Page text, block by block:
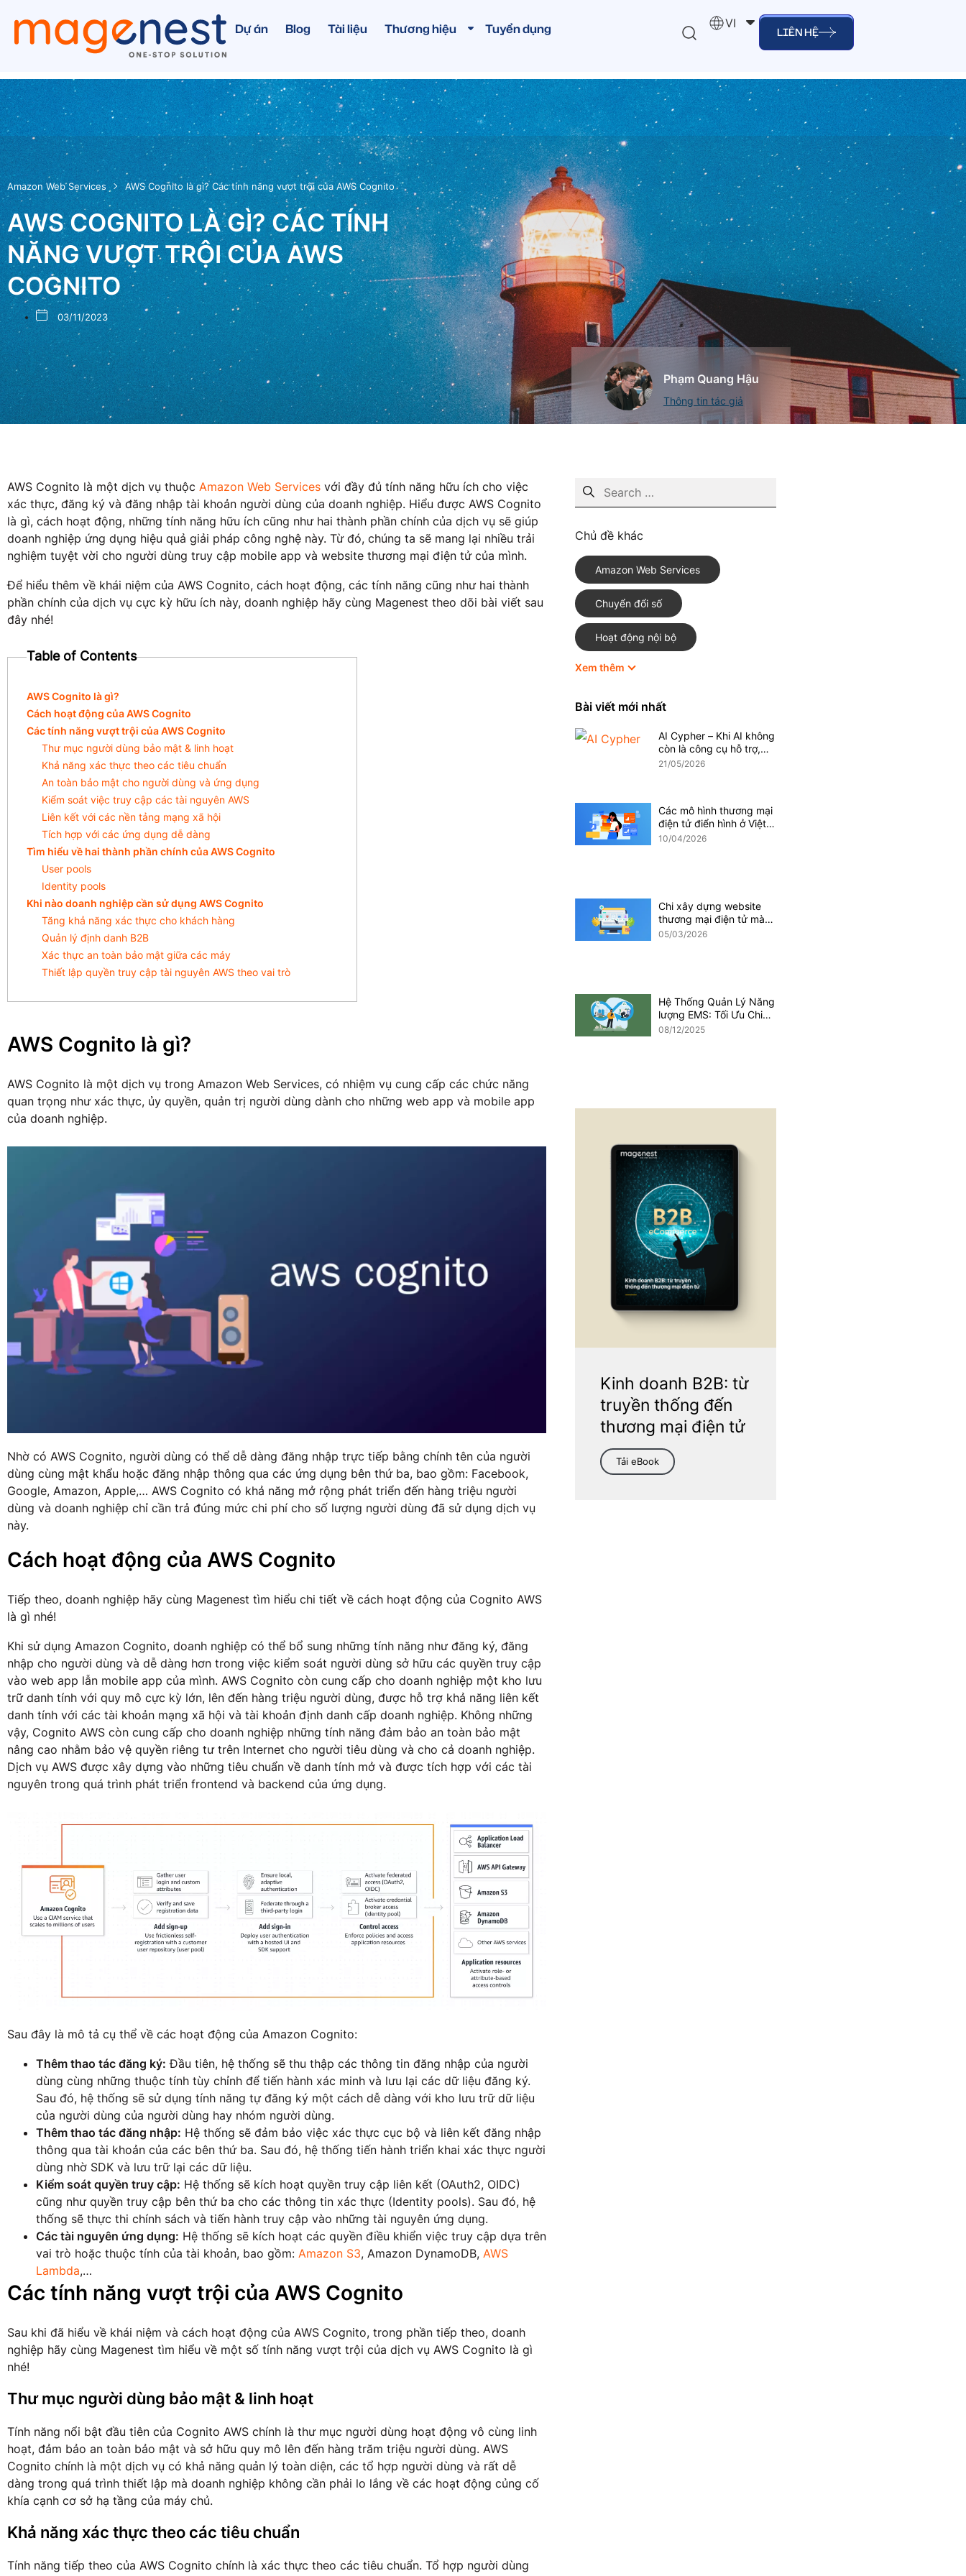
Dự án Blog Tài liệu Thương hiệu Tuyển dụng VI
LIÊN HỆ
Amazon Web Services AWS Cognito là gì? Các tính năng vượt trội của AWS Cognito
AWS COGNITO LÀ GÌ? CÁC TÍNH
NĂNG VƯỢT TRỘI CỦA AWS
COGNITO
03/11/2023
Phạm Quang Hậu
Thông tin tác giả
AWS Cognito là một dịch vụ thuộc Amazon Web Services với đầy đủ tính năng hữu ích cho việc
xác thực, đăng ký và đăng nhập tài khoản người dùng của doanh nghiệp. Hiểu được AWS Cognito
là gì, cách hoạt động, những tính năng hữu ích cũng như hai thành phần chính của dịch vụ sẽ giúp
doanh nghiệp ứng dụng hiệu quả giải pháp công nghệ này. Từ đó, chúng ta sẽ mang lại nhiều trải
nghiệm tuyệt vời cho người dùng truy cập mobile app và website thương mại điện tử của mình.
Để hiểu thêm về khái niệm của AWS Cognito, cách hoạt động, các tính năng cũng như hai thành
phần chính của dịch vụ cực kỳ hữu ích này, doanh nghiệp hãy cùng Magenest theo dõi bài viết sau
đây nhé!
Table of Contents
AWS Cognito là gì?
Cách hoạt động của AWS Cognito
Các tính năng vượt trội của AWS Cognito
Thư mục người dùng bảo mật & linh hoạt
Khả năng xác thực theo các tiêu chuẩn
An toàn bảo mật cho người dùng và ứng dụng
Kiểm soát việc truy cập các tài nguyên AWS
Liên kết với các nền tảng mạng xã hội
Tích hợp với các ứng dụng dễ dàng
Tìm hiểu về hai thành phần chính của AWS Cognito
User pools
Identity pools
Khi nào doanh nghiệp cần sử dụng AWS Cognito
Tăng khả năng xác thực cho khách hàng
Quản lý định danh B2B
Xác thực an toàn bảo mật giữa các máy
Thiết lập quyền truy cập tài nguyên AWS theo vai trò
AWS Cognito là gì?
AWS Cognito là một dịch vụ trong Amazon Web Services, có nhiệm vụ cung cấp các chức năng
quan trọng như xác thực, ủy quyền, quản trị người dùng dành cho những web app và mobile app
của doanh nghiệp.
Nhờ có AWS Cognito, người dùng có thể dễ dàng đăng nhập trực tiếp bằng chính tên của người
dùng cùng mật khẩu hoặc đăng nhập thông qua các ứng dụng bên thứ ba, bao gồm: Facebook,
Google, Amazon, Apple,… AWS Cognito có khả năng mở rộng phát triển đến hàng triệu người
dùng và doanh nghiệp chỉ cần trả đúng mức chi phí cho số lượng người dùng đã sử dụng dịch vụ
này.
Cách hoạt động của AWS Cognito
Tiếp theo, doanh nghiệp hãy cùng Magenest tìm hiểu chi tiết về cách hoạt động của Cognito AWS
là gì nhé!
Khi sử dụng Amazon Cognito, doanh nghiệp có thể bổ sung những tính năng như đăng ký, đăng
nhập cho người dùng và dễ dàng hơn trong việc kiểm soát người dùng sở hữu các quyền truy cập
vào web app lẫn mobile app của mình. AWS Cognito còn cung cấp cho doanh nghiệp một kho lưu
trữ danh tính với quy mô cực kỳ lớn, lên đến hàng triệu người dùng, được hỗ trợ khả năng liên kết
danh tính với các tài khoản mạng xã hội và tài khoản định danh cấp doanh nghiệp. Không những
vậy, Cognito AWS còn cung cấp cho doanh nghiệp những tính năng đảm bảo an toàn bảo mật
nâng cao nhằm bảo vệ quyền riêng tư trên Internet cho người tiêu dùng và cho cả doanh nghiệp.
Dịch vụ AWS được xây dựng vào những tiêu chuẩn về danh tính mở và được tích hợp với các tài
nguyên trong quá trình phát triển frontend và backend của ứng dụng.
Sau đây là mô tả cụ thể về các hoạt động của Amazon Cognito:
Thêm thao tác đăng ký: Đầu tiên, hệ thống sẽ thu thập các thông tin đăng nhập của người
dùng cùng những thuộc tính tùy chỉnh để tiến hành xác minh và lưu lại các dữ liệu đăng ký.
Sau đó, hệ thống sẽ sử dụng tính năng tự đăng ký một cách dễ dàng với kho lưu trữ dữ liệu
của người dùng của người dùng hay nhóm người dùng.
Thêm thao tác đăng nhập: Hệ thống sẽ đảm bảo việc xác thực cục bộ và liên kết đăng nhập
thông qua tài khoản của các bên thứ ba. Sau đó, hệ thống tiến hành triển khai xác thực người
dùng nhờ SDK và lưu trữ lại các dữ liệu.
Kiểm soát quyền truy cập: Hệ thống sẽ kích hoạt quyền truy cập liên kết (OAuth2, OIDC)
cũng như quyền truy cập bên thứ ba cho các thông tin xác thực (Identity pools). Sau đó, hệ
thống sẽ thực thi chính sách và tiến hành truy cập vào những tài nguyên ứng dụng.
Các tài nguyên ứng dụng: Hệ thống sẽ kích hoạt các quyền điều khiển việc truy cập dựa trên
vai trò hoặc thuộc tính của tài khoản, bao gồm: Amazon S3, Amazon DynamoDB, AWS
Lambda,…
Các tính năng vượt trội của AWS Cognito
Sau khi đã hiểu về khái niệm và cách hoạt động của AWS Cognito, trong phần tiếp theo, doanh
nghiệp hãy cùng Magenest tìm hiểu về một số tính năng vượt trội của dịch vụ AWS Cognito là gì
nhé!
Thư mục người dùng bảo mật & linh hoạt
Tính năng nổi bật đầu tiên của Cognito AWS chính là thư mục người dùng hoạt động vô cùng linh
hoạt, đảm bảo an toàn bảo mật và sở hữu quy mô lên đến hàng trăm triệu người dùng. AWS
Cognito chính là một dịch vụ có khả năng quản lý toàn diện, các tổ hợp người dùng và rất dễ
dàng trong quá trình thiết lập mà doanh nghiệp không cần phải lo lắng về các hoạt động củng cố
khía cạnh cơ sở hạ tầng của máy chủ.
Khả năng xác thực theo các tiêu chuẩn
Tính năng tiếp theo của AWS Cognito chính là xác thực theo các tiêu chuẩn. Tổ hợp người dùng
Chủ đề khác
Amazon Web Services
Chuyển đổi số
Hoạt động nội bộ
HubSpot
Marketing
Odoo Phần mềm CRM
Quản trị doanh nghiệp
Shopify
Thương mại điện tử
Xem thêm
Bài viết mới nhất
AI Cypher – Khi AI không
còn là công cụ hỗ trợ,
mà trở thành một phần
21/05/2026
Các mô hình thương mại
điện tử điển hình ở Việt
Nam hiện nay
10/04/2026
Chi xây dựng website
thương mại điện tử mà
các doanh nghiệp cần
05/03/2026
Hệ Thống Quản Lý Năng
lượng EMS: Tối Ưu Chi
Phí Trong Kỷ Nguyên
08/12/2025
Kinh doanh B2B: từ
truyền thống đến
thương mại điện tử
Tải eBook